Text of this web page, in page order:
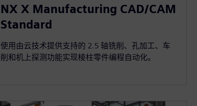
NX X Manufacturing CAD/CAM
Standard
使用由云技术提供支持的 2.5 轴铣削、孔加工、车
削和机上探测功能实现棱柱零件编程自动化。